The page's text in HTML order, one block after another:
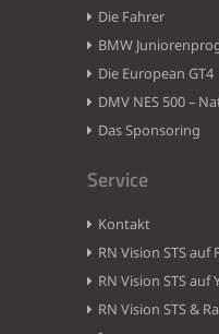
Die Fahrer
BMW
Die European GT4
DMV NES 500 –
Das Sponsoring
Service
Kontakt
RN Vision STS auf
RN Vision STS auf
RN Vision STS &